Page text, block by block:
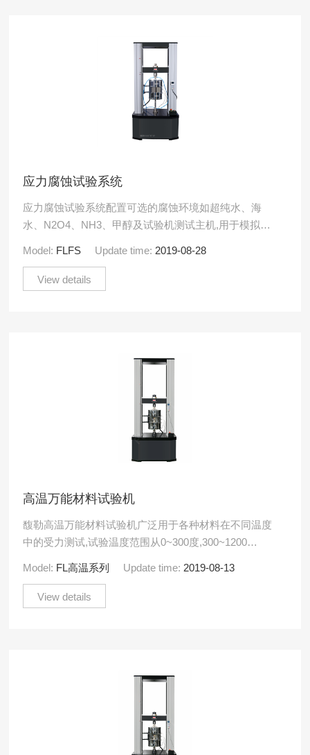
应力腐蚀试验系统
应力腐蚀试验系统配置可选的腐蚀环境如超纯水、海
水、N2O4、NH3、甲醇及试验机测试主机,用于模拟环
Model: FLFS Update time: 2019-08-28
View details
高温万能材料试验机
馥勒高温万能材料试验机广泛用于各种材料在不同温度
中的受力测试,试验温度范围从0~300度,300~1200
Model: FL高温系列 Update time: 2019-08-13
View details